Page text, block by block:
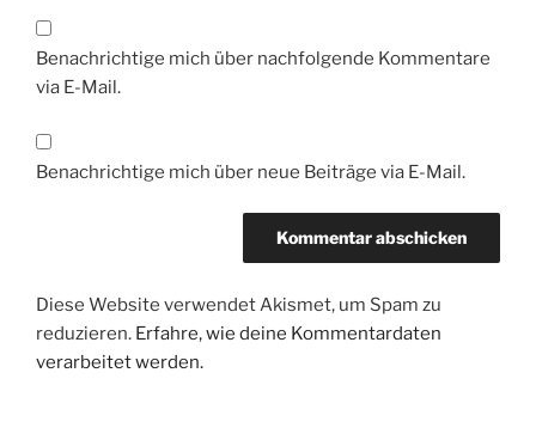
Benachrichtige mich über nachfolgende Kommentare
via E-Mail.
Benachrichtige mich über neue Beiträge via E-Mail.
Diese Website verwendet Akismet, um Spam zu
reduzieren. Erfahre, wie deine Kommentardaten
verarbeitet werden.